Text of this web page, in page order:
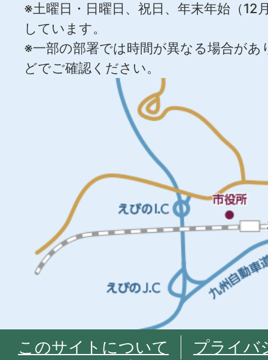
※土曜日・日曜日、祝日、年末年始（12
しています。
※一部の部署では時間が異なる場合が
どでご確認ください。
このサイトについて
プライバ